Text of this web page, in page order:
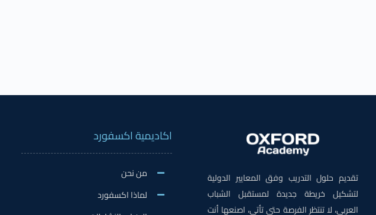
تقديم حلول التدريب وفق المعايير الدولية
لتشكيل خريطة جديدة لمستقبل الشباب
العربي، لا تنتظر الفرصة حتى تأتي، اصنعها أنت
اكاديمية اكسفورد
من نحن
لماذا اكسفورد